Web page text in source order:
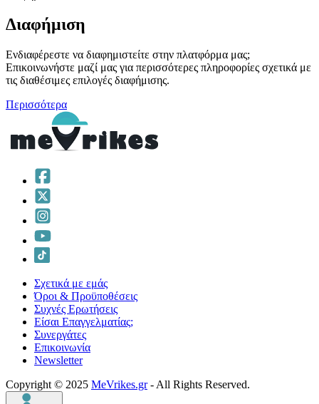
Διαφήμιση
Ενδιαφέρεστε να διαφημιστείτε στην πλατφόρμα μας;
Επικοινωνήστε μαζί μας για περισσότερες πληροφορίες σχετικά με
τις διαθέσιμες επιλογές διαφήμισης.
Περισσότερα
Σχετικά με εμάς
Όροι & Προϋποθέσεις
Συχνές Ερωτήσεις
Είσαι Επαγγελματίας;
Συνεργάτες
Επικοινωνία
Νewsletter
Copyright © 2025 MeVrikes.gr- All Rights Reserved.